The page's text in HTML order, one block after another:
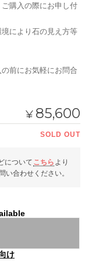
購入の際にお申し付
により石の見え方等
前にお気軽にお問合
¥ 85,600
SOLD OUT
について こちら より
い合わせください。
け